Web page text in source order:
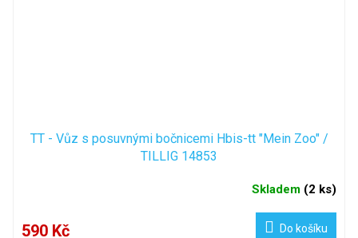
TT - Vůz s posuvnými bočnicemi Hbis-tt "Mein Zoo" /
TILLIG 14853
Skladem (2 ks)
590 Kč Do košíku